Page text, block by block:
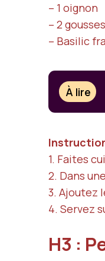
– 1 oignon
– 2
– Basilic
À lire
1. Faites
2. Dans
3. Ajoutez
4. Servez
H3 :